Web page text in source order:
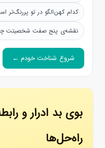
کدام کهن‌الگو در تو پررنگ‌تر
نقشه‌ی پنج صفت شخصیتت
شروع شناخت خودم ←
بوی بد ادرار و
راه‌حل‌ها